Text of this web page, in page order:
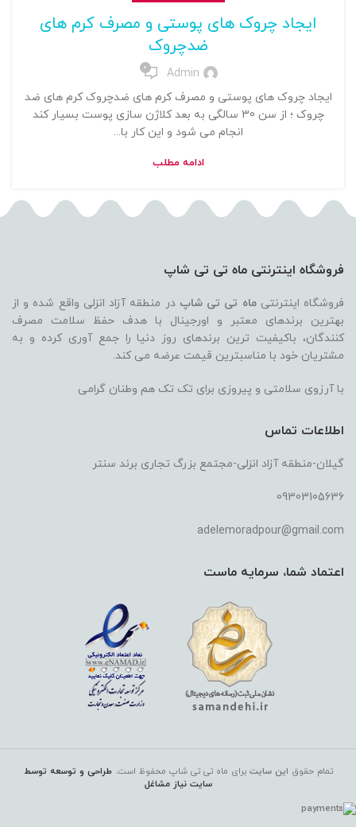
ایجاد چروک های پوستی و مصرف کرم های
ضدچروک
Admin
0
ایجاد چروک های پوستی و مصرف کرم های ضدچروک کرم های ضد
چروک ؛ از سن 30 سالگی به بعد کلاژن سازی پوست بسیار کند
انجام می شود و این کار با...
ادامه مطلب
فروشگاه اینترنتی ماه تی تی شاپ
فروشگاه اینترنتیماه تی تی شاپ در منطقه آزاد انزلی واقع شده و از
بهترین برندهای معتبر و اورجینال با هدف حفظ سلامت مصرف
کنندگان، باکیفیت ترین برندهای روز دنیا را جمع آوری کرده و به
مشتریان خود با مناسبترین قیمت عرضه می کند.
با آرزوی سلامتی و پیروزی برای تک تک هم وطنان گرامی
اطلاعات تماس
گیلان-منطقه آزاد انزلی-مجتمع بزرگ تجاری برند سنتر
09303105636
adelemoradpour@gmail.com
اعتماد شما، سرمایه ماست
تمام حقوق این سایتبرای ماه تی تی شاپ محفوظ است.طراحی و توسعه توسط
سایت نیاز مشاغل